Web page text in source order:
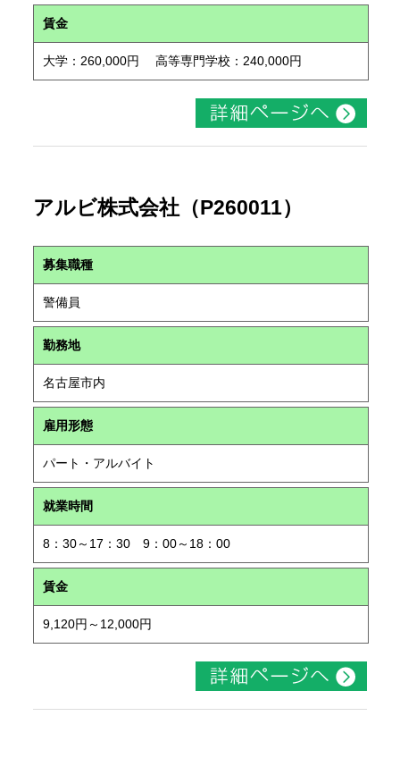
賃金
大学：260,000円 高等専門学校：240,000円
アルビ株式会社（P260011）
募集職種
警備員
勤務地
名古屋市内
雇用形態
パート・アルバイト
就業時間
8：30～17：30 9：00～18：00
賃金
9,120円～12,000円